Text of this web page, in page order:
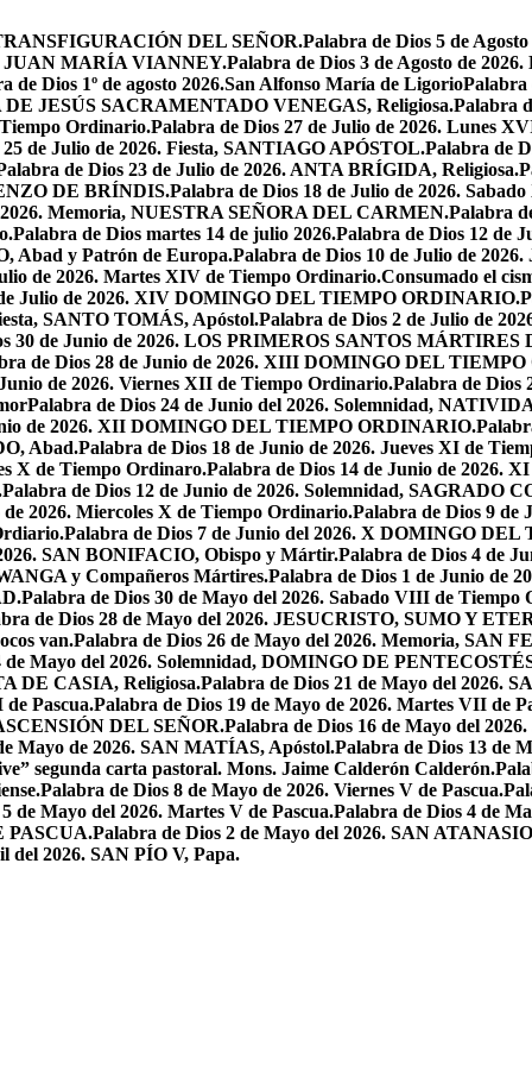
DEL SEÑOR.Palabra de Dios 5 de
JUAN MARÍA VIANNEY.Palabra de Dios 3 de Agosto de
de Dios 1º de agosto 2026.San Alfonso María de LigorioPalabra
JESÚS SACRAMENTADO VENEGAS, Religiosa.Palabra
Ordinario.Palabra de Dios 27 de Julio de 2026. Lunes
de Julio de 2026. Fiesta, SANTIAGO APÓSTOL.Palabra de
de Dios 23 de Julio de 2026. ANTA BRÍGIDA, Religiosa.
DE BRÍNDIS.Palabra de Dios 18 de Julio de 2026.
2026. Memoria, NUESTRA SEÑORA DEL CARMEN.Palabra
Palabra de Dios martes 14 de julio 2026.Palabra de Dios 12 de
Abad y Patrón de Europa.Palabra de Dios 10 de Julio de
de 2026. Martes XIV de Tiempo Ordinario.Consumado el
Julio de 2026. XIV DOMINGO DEL TIEMPO ORDINARIO.
SANTO TOMÁS, Apóstol.Palabra de Dios 2 de Julio de
30 de Junio de 2026. LOS PRIMEROS SANTOS
de Dios 28 de Junio de 2026. XIII DOMINGO DEL
de 2026. Viernes XII de Tiempo Ordinario.Palabra de Dios
Palabra de Dios 24 de Junio del 2026. Solemnidad,
de 2026. XII DOMINGO DEL TIEMPO ORDINARIO.
Abad.Palabra de Dios 18 de Junio de 2026. Jueves XI de
X de Tiempo Ordinaro.Palabra de Dios 14 de Junio de
Palabra de Dios 12 de Junio de 2026. Solemnidad, SAGRADO
2026. Miercoles X de Tiempo Ordinario.Palabra de Dios 9 de
Palabra de Dios 7 de Junio del 2026. X DOMINGO
SAN BONIFACIO, Obispo y Mártir.Palabra de Dios 4 de
y Compañeros Mártires.Palabra de Dios 1 de Junio de
Palabra de Dios 30 de Mayo del 2026. Sabado VIII de Tiempo
de Dios 28 de Mayo del 2026. JESUCRISTO, SUMO Y
van.Palabra de Dios 26 de Mayo del 2026. Memoria, SAN
de Mayo del 2026. Solemnidad, DOMINGO DE
DE CASIA, Religiosa.Palabra de Dios 21 de Mayo del 2026.
Pascua.Palabra de Dios 19 de Mayo de 2026. Martes VII de
DEL SEÑOR.Palabra de Dios 16 de Mayo del
Mayo de 2026. SAN MATÍAS, Apóstol.Palabra de Dios 13 de
segunda carta pastoral. Mons. Jaime Calderón Calderón.
Palabra de Dios 8 de Mayo de 2026. Viernes V de Pascua.
de Mayo del 2026. Martes V de Pascua.Palabra de Dios 4 de
PASCUA.Palabra de Dios 2 de Mayo del 2026. SAN
del 2026. SAN PÍO V, Papa.